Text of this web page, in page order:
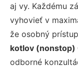
aj vy. Každému
vyhovieť v
že osobný
kotlov (nonstop)
odborné